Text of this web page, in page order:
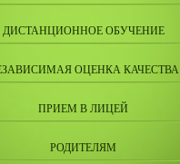
ДИСТАНЦИОННОЕ ОБУЧЕНИЕ
ОЦЕНКА КАЧЕСТВА
ПРИЕМ В ЛИЦЕЙ
РОДИТЕЛЯМ